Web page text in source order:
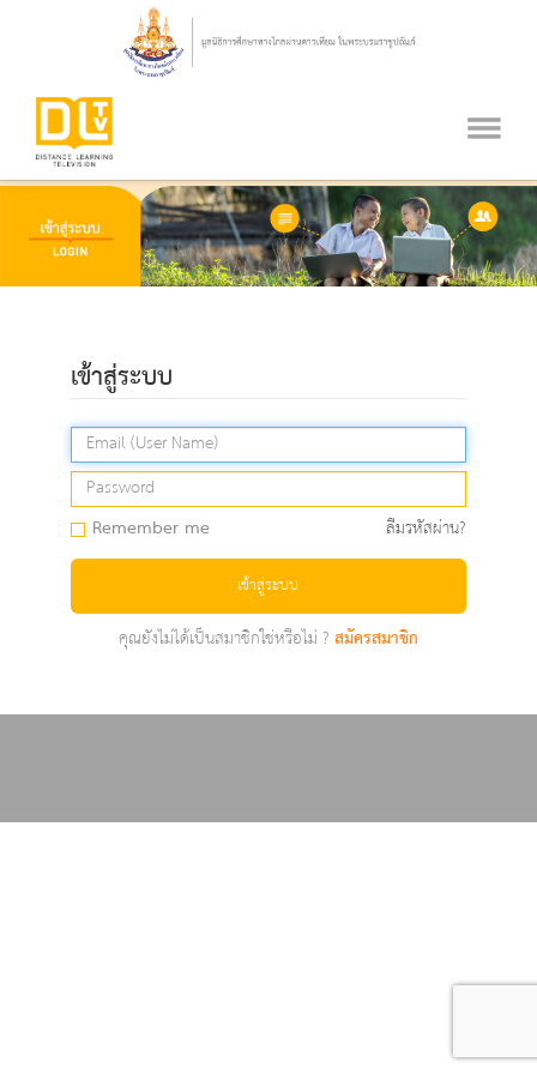
เข้าสู่ระบบ
Remember me ลืมรหัสผ่าน?
เข้าสู่ระบบ
คุณยังไม่ได้เป็นสมาชิกใช่หรือไม่ ?สมัครสมาชิก